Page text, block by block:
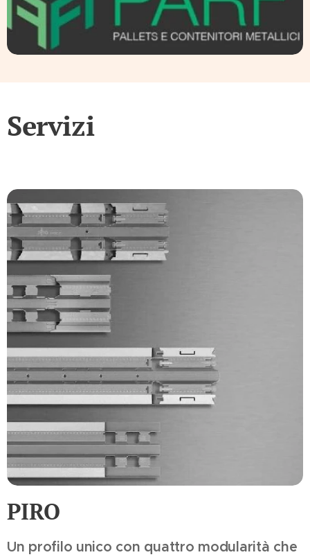
Servizi
PIRO
Un profilo unico con quattro modularità che